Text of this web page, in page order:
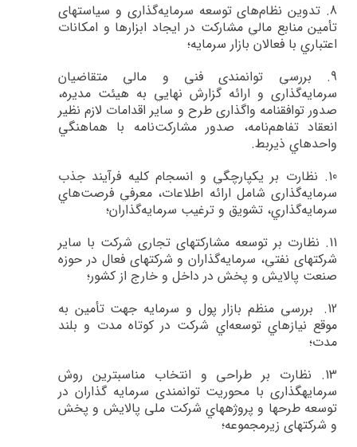
8. تدوين نظام‌هاي توسعه سرمايه‌گذاري‌ و سیاست­هاي
تأمين منابع مالي‌ مشاركت در ايجاد ابزارها و امكانات
اعتباري با فعالان بازار سرمايه‌؛
9.
بررسي‌ توانمندي فني و مالي متقاضيان
سرمايه‌گذاري و ارائه گزارش نهايي به هيئت مديره،‌
صدور توافقنامه واگذاري طرح و ساير اقدامات لازم نظير
انعقاد تفاهم‌نامه، صدور مشاركت‌نامه با هماهنگي
واحدهاي ذيربط.
10. نظارت بر يكپارچگي و انسجام كليه فرآيند جذب
سرمايه‌گذاري شامل ارائه اطلاعات، معرفي فرصت‌هاي
سرمايه‌گذاري، تشويق و ترغيب سرمايه‌گذاران؛
11. نظارت بر توسعه مشاركت­هاي تجاري شركت با ساير
شركت­هاي نفتي، سرمايه‌گذاران و شركت­هاي فعال در حوزه
صنعت پالايش و پخش در داخل و خارج از كشور؛
12.
بررسي منظم بازار پول و سرمايه جهت تأمين به
موقع نيازهاي توسعه‌اي شركت در كوتاه مدت و بلند
مدت؛
13.
نظارت بر طراحي و انتخاب مناسب­ترين روش
سرمايه­گذاري با محوريت توانمندي سرمايه گذاران در
توسعه طرح­ها و پروژه­هاي شركت ملی پالایش و پخش
و شرکت­های زیرمجموعه؛